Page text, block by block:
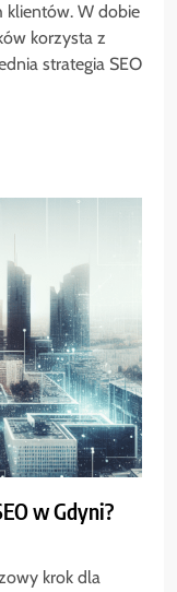
klientów. W dobie
korzysta z
strategia SEO
w Gdyni?
krok dla